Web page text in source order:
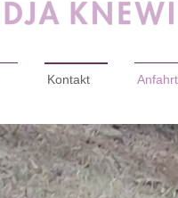
Kontakt Anfahrt